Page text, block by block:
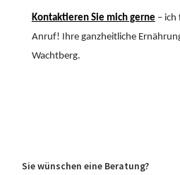
Kontaktieren Sie mich gerne – ich
Anruf! Ihre ganzheitliche
Wachtberg.
Sie wünschen eine Beratung?